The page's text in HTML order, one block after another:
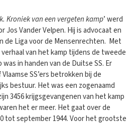
Kroniek van een vergeten kamp’ werd
Jos Vander Velpen. Hij is advocaat en
de Liga voor de Mensenrechten. Met
van het kamp tijdens de tweede
in handen van de Duitse SS. Er
SS’ers betrokken bij de
bestuur. Het was een zogenaamd
3456 krijgsgevangenen van het kamp
het er meer. Het gaat over de
tot september 1944. Voor het grootste